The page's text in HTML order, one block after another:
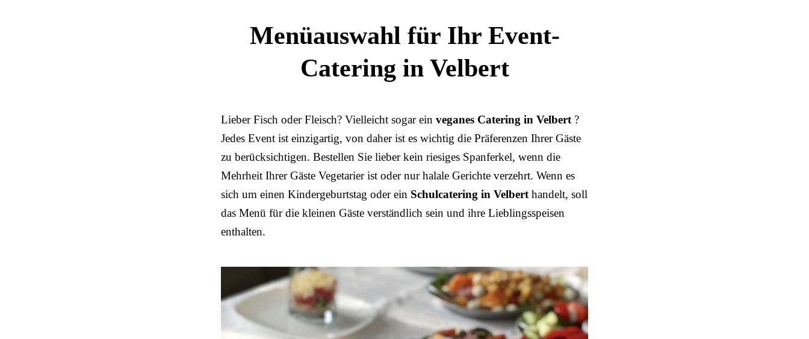
Menüauswahl für Ihr Event-
Catering in Velbert
Lieber Fisch oder Fleisch? Vielleicht sogar ein veganes Catering in Velbert ?
Jedes Event ist einzigartig, von daher ist es wichtig die Präferenzen Ihrer Gäste
zu berücksichtigen. Bestellen Sie lieber kein riesiges Spanferkel, wenn die
Mehrheit Ihrer Gäste Vegetarier ist oder nur halale Gerichte verzehrt. Wenn es
sich um einen Kindergeburtstag oder ein Schulcatering in Velbert handelt, soll
das Menü für die kleinen Gäste verständlich sein und ihre Lieblingsspeisen
enthalten.